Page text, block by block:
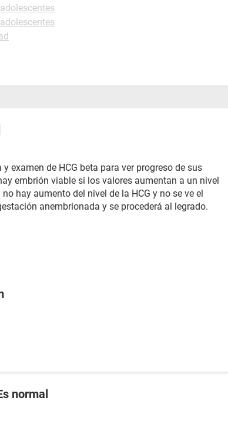
examen de HCG beta para ver progreso de sus
embrión viable si los valores aumentan a un nivel
hay aumento del nivel de la HCG y no se ve el
anembrionada y se procederá al legrado.
normal